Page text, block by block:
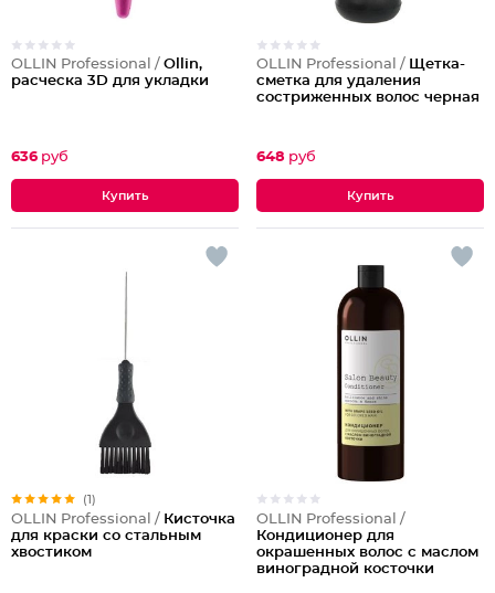
OLLIN Professional / Ollin,
расческа 3D для укладки
636 руб
OLLIN Professional / Щетка-
сметка для удаления
состриженных волос черная
648 руб
(1)
OLLIN Professional / Кисточка
для краски со стальным
хвостиком
OLLIN Professional /
Кондиционер для
окрашенных волос с маслом
виноградной косточки